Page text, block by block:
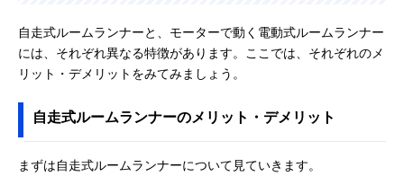
自走式ルームランナーと、モーターで動く電動式ルームランナー
には、それぞれ異なる特徴があります。ここでは、それぞれのメ
リット・デメリットをみてみましょう。
自走式ルームランナーのメリット・デメリット
まずは自走式ルームランナーについて見ていきます。